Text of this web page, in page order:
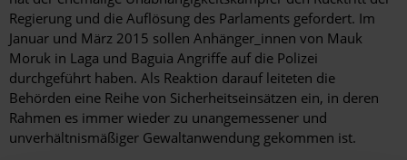
Regierung und die Auflösung des Parlaments gefordert. Im
Januar und März 2015 sollen Anhänger_innen von Mauk
Moruk in Laga und Baguia Angriffe auf die Polizei
durchgeführt haben. Als Reaktion darauf leiteten die
Behörden eine Reihe von Sicherheitseinsätzen ein, in deren
Rahmen es immer wieder zu unangemessener und
unverhältnismäßiger Gewaltanwendung gekommen ist.